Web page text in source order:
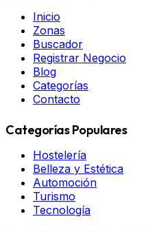
Inicio
Zonas
Buscador
Registrar Negocio
Blog
Categorías
Contacto
Categorías Populares
Hostelería
Belleza y Estética
Automoción
Turismo
Tecnología